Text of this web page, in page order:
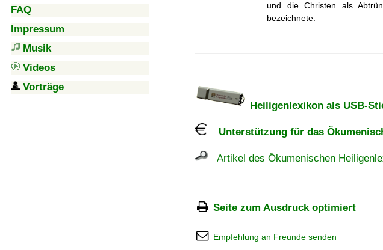
FAQ
Impressum
Musik
Videos
Vorträge
und die Christen als
bezeichnete.
Heiligenlexikon als USB-
Unterstützung für das
Artikel des Ökumenischen
Seite zum Ausdruck optimiert
Empfehlung an Freunde senden